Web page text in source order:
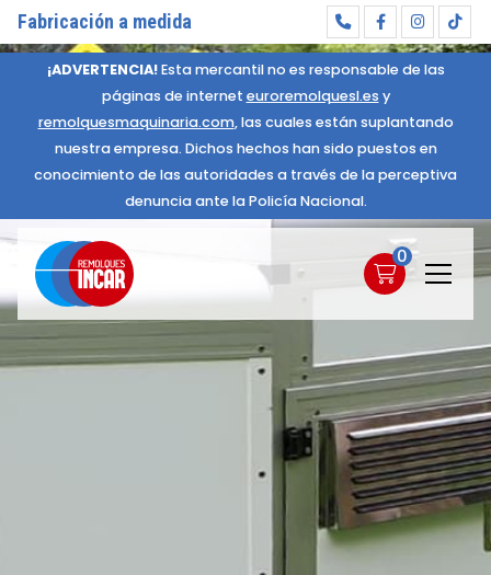
Fabricación a medida
¡ADVERTENCIA! Esta mercantil no es responsable de las
páginas de internet euroremolquesl.es y
remolquesmaquinaria.com, las cuales están suplantando
nuestra empresa. Dichos hechos han sido puestos en
conocimiento de las autoridades a través de la perceptiva
denuncia ante la Policía Nacional.
0